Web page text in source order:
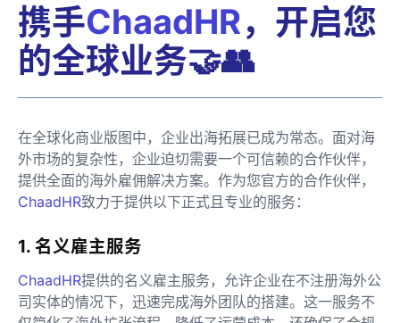
携手ChaadHR，开启您
的全球业务🤝👥
在全球化商业版图中，企业出海拓展已成为常态。面对海
外市场的复杂性，企业迫切需要一个可信赖的合作伙伴，
提供全面的海外雇佣解决方案。作为您官方的合作伙伴，
ChaadHR致力于提供以下正式且专业的服务：
1. 名义雇主服务
ChaadHR提供的名义雇主服务，允许企业在不注册海外公
司实体的情况下，迅速完成海外团队的搭建。这一服务不